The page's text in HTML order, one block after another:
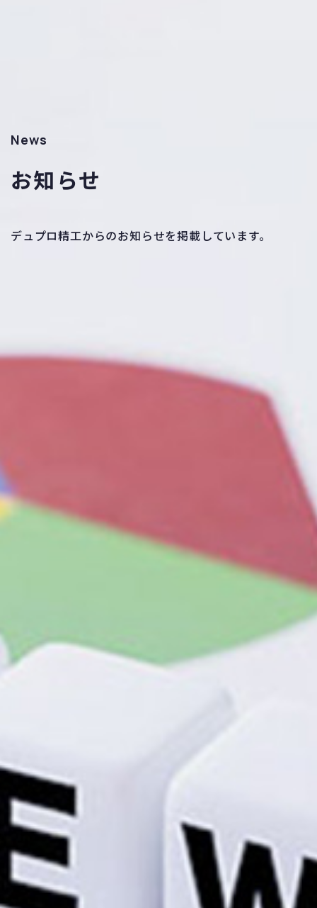
News
お知らせ
デュプロ精工からのお知らせを掲載しています。